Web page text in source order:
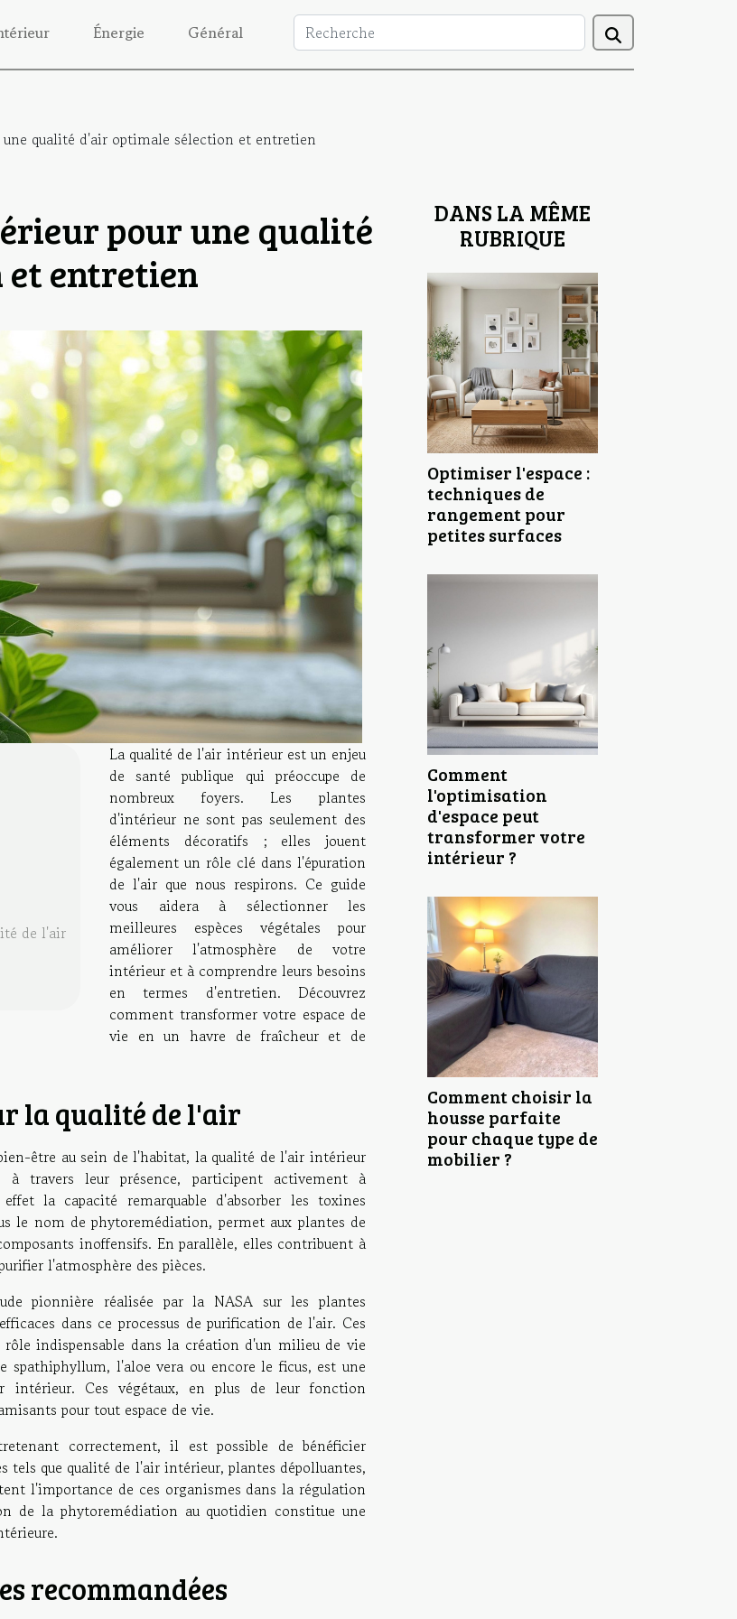
Énergie Général
qualité d'air optimale sélection et entretien
pour une qualité
entretien
de l'air
La qualité de l'air intérieur est un enjeu
de santé publique qui préoccupe de
nombreux foyers. Les plantes
d'intérieur ne sont pas seulement des
éléments décoratifs ; elles jouent
également un rôle clé dans l'épuration
de l'air que nous respirons. Ce guide
vous aidera à sélectionner les
meilleures espèces végétales pour
améliorer l'atmosphère de votre
intérieur et à comprendre leurs besoins
en termes d'entretien. Découvrez
comment transformer votre espace de
vie en un havre de fraîcheur et de
la qualité de l'air
être au sein de l'habitat, la qualité de l'air intérieur
à travers leur présence, participent activement à
la capacité remarquable d'absorber les toxines
le nom de phytoremédiation, permet aux plantes de
inoffensifs. En parallèle, elles contribuent à
l'atmosphère des pièces.
pionnière réalisée par la NASA sur les plantes
dans ce processus de purification de l'air. Ces
indispensable dans la création d'un milieu de vie
l'aloe vera ou encore le ficus, est une
intérieur. Ces végétaux, en plus de leur fonction
pour tout espace de vie.
correctement, il est possible de bénéficier
que qualité de l'air intérieur, plantes dépolluantes,
l'importance de ces organismes dans la régulation
de la phytoremédiation au quotidien constitue une
recommandées
DANS LA MÊME
RUBRIQUE
Optimiser l'espace :
techniques de
rangement pour
petites surfaces
Comment
l'optimisation
d'espace peut
transformer votre
intérieur ?
Comment choisir la
housse parfaite
pour chaque type de
mobilier ?